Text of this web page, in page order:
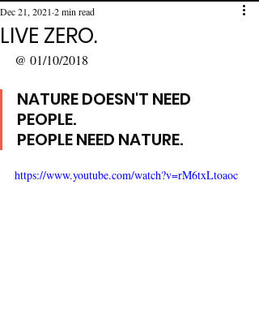
LIVE ZERO.
Dec 21, 2021 2 min read
@ 01/10/2018
NATURE DOESN'T NEED
PEOPLE.
​PEOPLE NEED NATURE.
https://www.youtube.com/watch?v=rM6txLtoaoc